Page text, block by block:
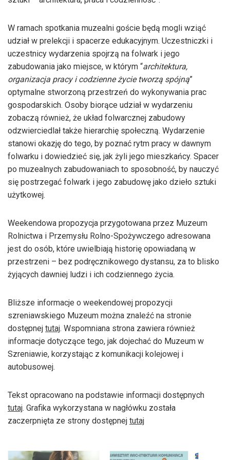
W ramach spotkania muzealni goście będą mogli wziąć
udział w prelekcji i spacerze edukacyjnym. Uczestniczki i
uczestnicy wydarzenia spojrzą na folwark i jego
zabudowania jako miejsce, w którym “architektura,
organizacja pracy i codzienne życie tworzą spójną”
optymalne stworzoną przestrzeń do wykonywania prac
gospodarskich. Osoby biorące udział w wydarzeniu
zobaczą również, że układ folwarcznej zabudowy
odzwierciedlał także hierarchię społeczną. Wydarzenie
stanowi okazję do tego, by poznać rytm pracy w dawnym
folwarku i dowiedzieć się, jak żyli jego mieszkańcy. Spacer
po muzealnych zabudowaniach to sposobność, by nauczyć
się postrzegać folwark i jego zabudowę jako dzieło sztuki
użytkowej.
Weekendowa propozycja przygotowana przez Muzeum
Rolnictwa i Przemysłu Rolno-Spożywczego adresowana
jest do osób, które uwielbiają historię opowiadaną w
przestrzeni – bez podręcznikowego dystansu, za to blisko
żyjących dawniej ludzi i ich codziennego życia.
Bliższe informacje o weekendowej propozycji
szreniawskiego Muzeum można znaleźć na stronie
dostępnej tutaj. Wspomniana strona zawiera również
informacje dotyczące tego, jak dojechać do Muzeum w
Szreniawie, korzystając z komunikacji kolejowej i
autobusowej.
Tekst opracowano na podstawie informacji dostępnych
tutaj. Grafika wykorzystana w nagłówku została
zaczerpnięta ze strony dostępnej tutaj